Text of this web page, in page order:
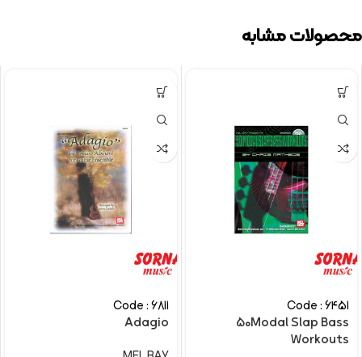
محصولات مشابه
Code : 6451
50Modal Slap Bass
Workouts
Code : 6811
Adagio